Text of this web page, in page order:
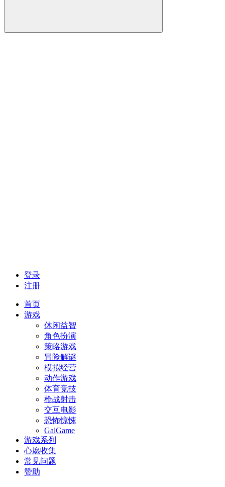
登录
注册
首页
游戏
休闲益智
角色扮演
策略游戏
冒险解谜
模拟经营
动作游戏
体育竞技
枪战射击
交互电影
恐怖惊悚
GalGame
游戏系列
心愿收集
常见问题
赞助